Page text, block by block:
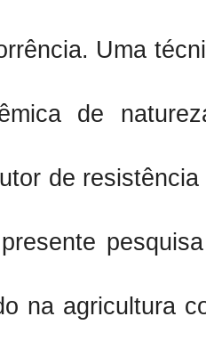
Uma
de
de
na agricultura